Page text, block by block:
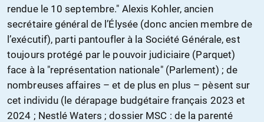
rendue le 10 septembre." Alexis Kohler, ancien
secrétaire général de l’Élysée (donc ancien membre de
l’exécutif), parti pantoufler à la Société Générale, est
toujours protégé par le pouvoir judiciaire (Parquet)
face à la "représentation nationale" (Parlement) ; de
nombreuses affaires – et de plus en plus – pèsent sur
cet individu (le dérapage budgétaire français 2023 et
2024 ; Nestlé Waters ; dossier MSC : de la parenté